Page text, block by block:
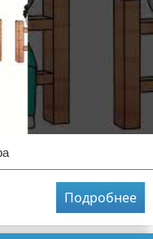
Подробнее